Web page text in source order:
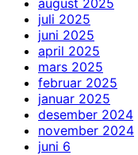
juli 2025
juni 2025
april 2025
mars 2025
februar 2025
januar 2025
desember 2024
november 2024
juni 6